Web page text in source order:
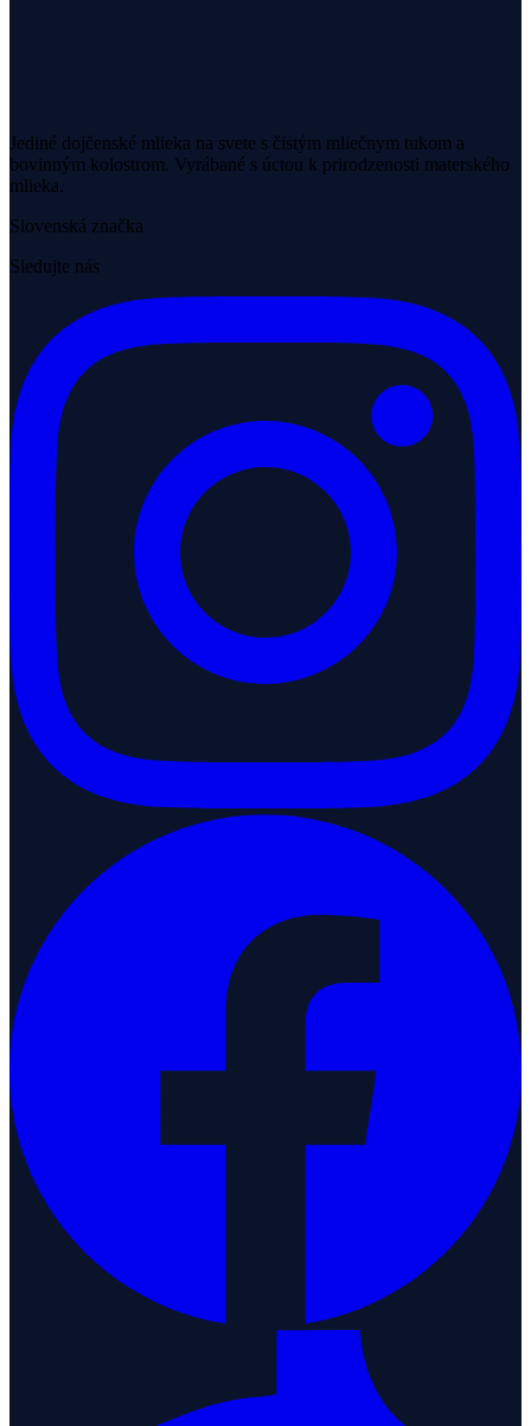
Jediné dojčenské mlieka na svete s čistým mliečnym tukom a
bovinným kolostrom. Vyrábané s úctou k prirodzenosti materského
mlieka.
Slovenská značka
Sledujte nás